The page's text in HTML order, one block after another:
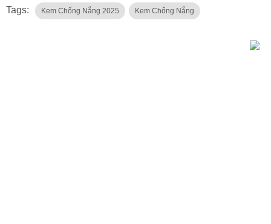
Tags: Kem Chống Nắng 2025 Kem Chống Nắng